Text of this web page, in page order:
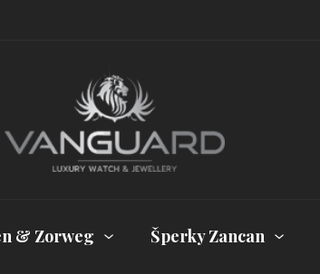
& Zorweg Šperky Zancan